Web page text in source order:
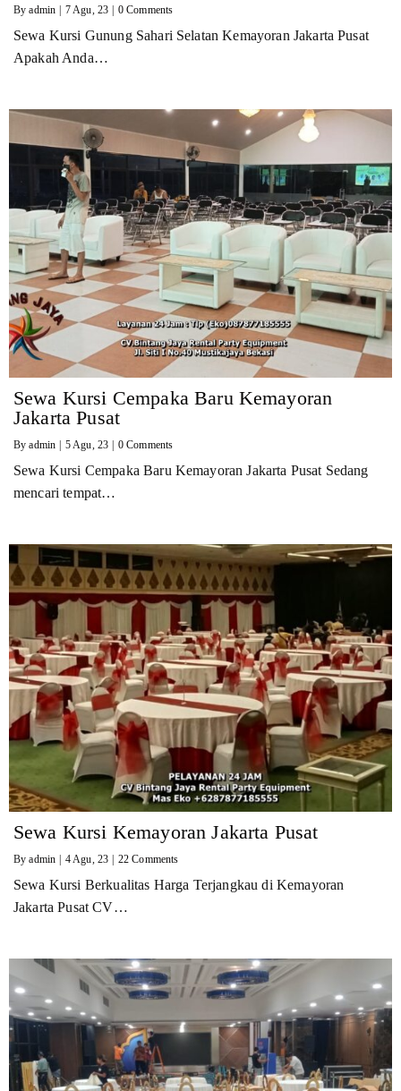
Byadmin 7Agu, 23 0 Comments
Sewa Kursi Gunung Sahari Selatan Kemayoran Jakarta Pusat
Apakah Anda…
Sewa Kursi Cempaka Baru Kemayoran
Jakarta Pusat
Byadmin | 5 Agu, 23 | 0 Comments
Sewa Kursi Cempaka Baru Kemayoran Jakarta Pusat Sedang
mencari tempat…
Sewa Kursi Kemayoran Jakarta Pusat
Byadmin 4Agu, 23 22 Comments
Sewa Kursi Berkualitas Harga Terjangkau di Kemayoran
Jakarta Pusat CV…